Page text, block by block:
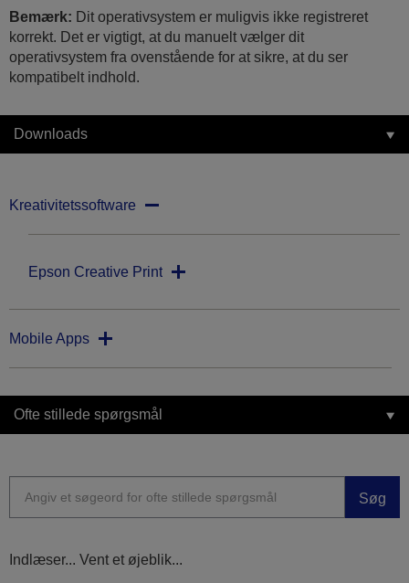
Bemærk: Dit operativsystem er muligvis ikke registreret
korrekt. Det er vigtigt, at du manuelt vælger dit
operativsystem fra ovenstående for at sikre, at du ser
kompatibelt indhold.
Downloads
Kreativitetssoftware
Epson Creative Print
Mobile Apps
Ofte stillede spørgsmål
Søg
Indlæser... Vent et øjeblik...